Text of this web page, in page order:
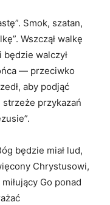
Smok, szatan,
Wszczął walkę
walczył
— przeciwko
aby podjąć
przykazań
będzie miał lud,
Chrystusowi,
Go ponad